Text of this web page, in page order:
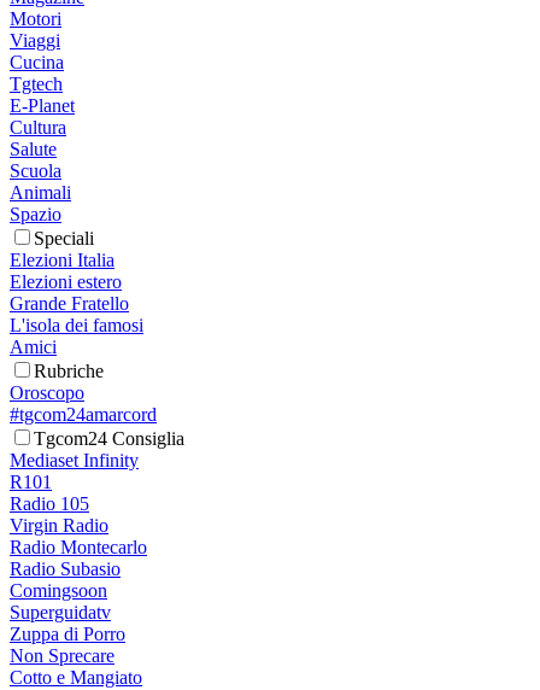
Motori
Viaggi
Cucina
Tgtech
E-Planet
Cultura
Salute
Scuola
Animali
Spazio
Speciali
Elezioni Italia
Elezioni estero
Grande Fratello
L'isola dei famosi
Amici
Rubriche
Oroscopo
#tgcom24amarcord
Tgcom24 Consiglia
Mediaset Infinity
R101
Radio 105
Virgin Radio
Radio Montecarlo
Radio Subasio
Comingsoon
Superguidatv
Zuppa di Porro
Non Sprecare
Cotto e Mangiato